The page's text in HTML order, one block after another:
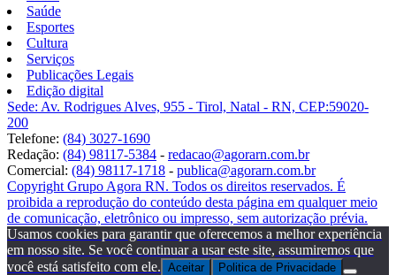
Saúde
Esportes
Cultura
Serviços
Publicações Legais
Edição digital
Sede: Av. Rodrigues Alves, 955 - Tirol, Natal - RN, CEP:59020-
200
Telefone: (84) 3027-1690
Redação: (84) 98117-5384 - redacao@agorarn.com.br
Comercial: (84) 98117-1718 - publica@agorarn.com.br
Copyright Grupo Agora RN. Todos os direitos reservados. É
proibida a reprodução do conteúdo desta página em qualquer meio
de comunicação, eletrônico ou impresso, sem autorização prévia.
Usamos cookies para garantir que oferecemos a melhor experiência
em nosso site. Se você continuar a usar este site, assumiremos que
você está satisfeito com ele. Aceitar Politica de Privacidade